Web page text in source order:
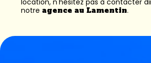
notre agence au Lamentin.